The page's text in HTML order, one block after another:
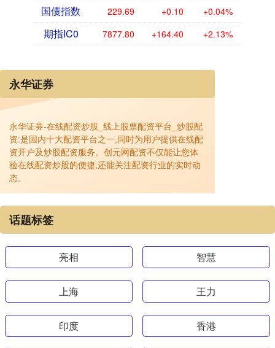
国债指数 229.69 +0.10 +0.04%
期指IC0 7877.80 +164.40 +2.13%
永华证券
永华证券-在线配资炒股_线上股票配资平台_炒股配
资:是国内十大配资平台之一,同时为用户提供在线配
资开户及炒股配资服务。创元网配资不仅能让您体
验在线配资炒股的便捷,还能关注配资行业的实时动
态。
话题标签
亮相 智慧
上海 王力
印度 香港